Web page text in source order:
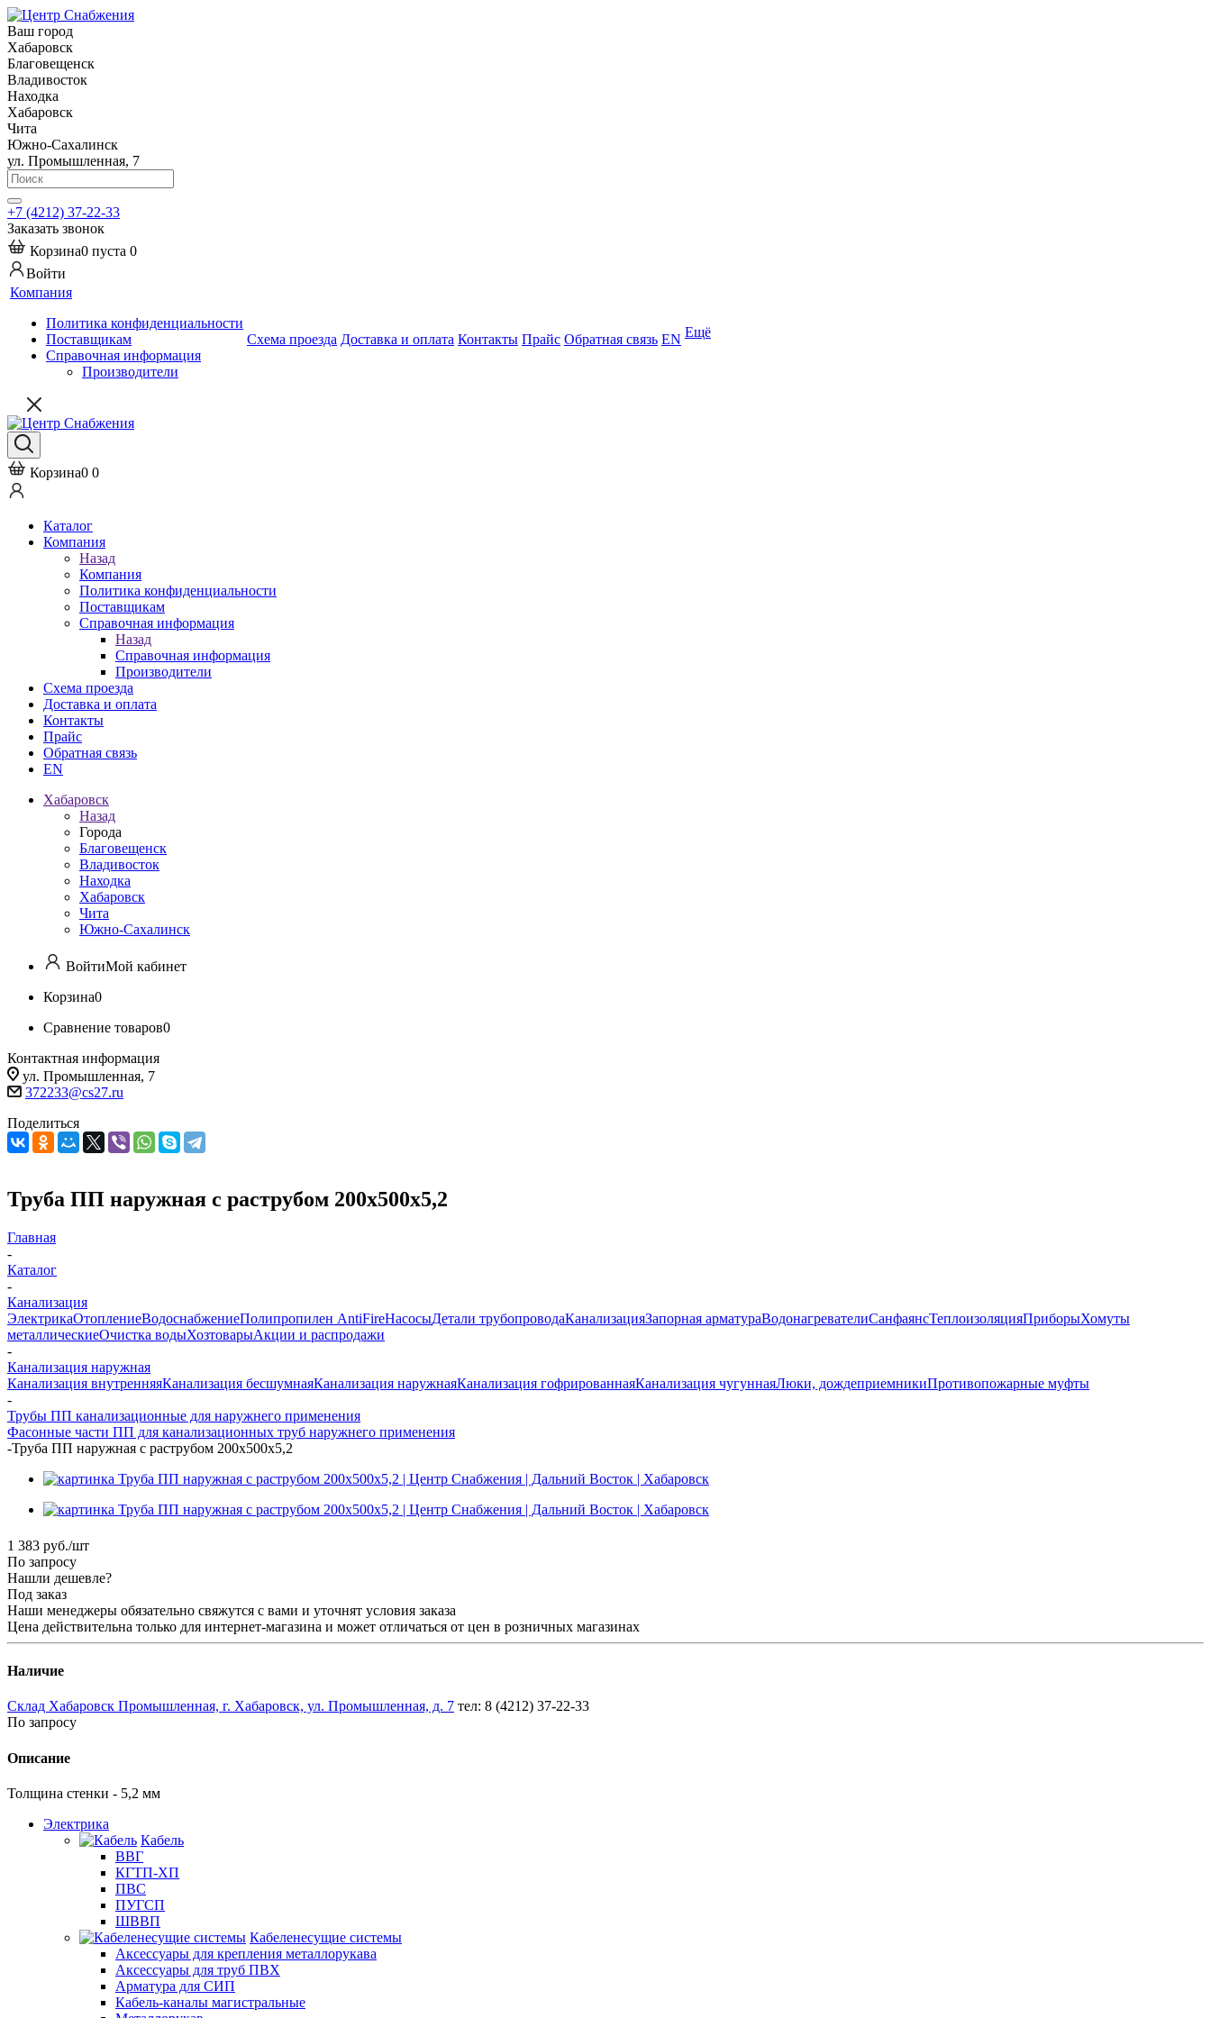
Ваш город
Хабаровск
Благовещенск
Владивосток
Находка
Хабаровск
Чита
Южно-Сахалинск
ул. Промышленная, 7
+7 (4212) 37-22-33
Заказать звонок
Корзина0 пуста 0
Войти
Компания
Политика конфиденциальности
Поставщикам
Справочная информация
Производители
Схема проезда Доставка и оплата Контакты Прайс Обратная связь EN Ещё
Корзина0 0
Каталог
Компания
Назад
Компания
Политика конфиденциальности
Поставщикам
Справочная информация
Назад
Справочная информация
Производители
Схема проезда
Доставка и оплата
Контакты
Прайс
Обратная связь
EN
Хабаровск
Назад
Города
Благовещенск
Владивосток
Находка
Хабаровск
Чита
Южно-Сахалинск
ВойтиМой кабинет
Корзина0
Сравнение товаров0
Контактная информация
ул. Промышленная, 7
372233@cs27.ru
Поделиться
Труба ПП наружная с раструбом 200х500х5,2
Главная
-
Каталог
-
Канализация
ЭлектрикаОтоплениеВодоснабжениеПолипропилен AntiFireНасосыДетали трубопроводаКанализацияЗапорная арматураВодонагревателиСанфаянсТеплоизоляцияПриборыХомуты
металлическиеОчистка водыХозтоварыАкции и распродажи
-
Канализация наружная
Канализация внутренняяКанализация бесшумнаяКанализация наружнаяКанализация гофрированнаяКанализация чугуннаяЛюки, дождеприемникиПротивопожарные муфты
-
Трубы ПП канализационные для наружнего применения
Фасонные части ПП для канализационных труб наружнего применения
-Труба ПП наружная с раструбом 200х500х5,2
1 383 руб./шт
По запросу
Нашли дешевле?
Под заказ
Наши менеджеры обязательно свяжутся с вами и уточнят условия заказа
Цена действительна только для интернет-магазина и может отличаться от цен в розничных магазинах
Наличие
Склад Хабаровск Промышленная, г. Хабаровск, ул. Промышленная, д. 7 тел: 8 (4212) 37-22-33
По запросу
Описание
Толщина стенки - 5,2 мм
Электрика
Кабель
ВВГ
КГТП-ХП
ПВС
ПУГСП
ШВВП
Кабеленесущие системы
Аксессуары для крепления металлорукава
Аксессуары для труб ПВХ
Арматура для СИП
Кабель-каналы магистральные